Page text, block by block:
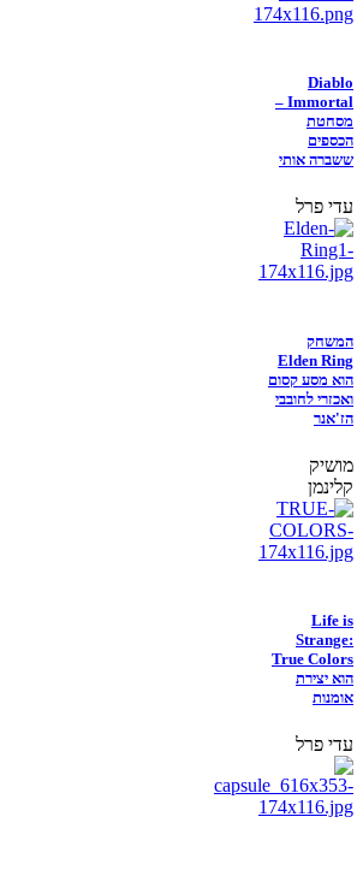
Diablo
Immortal –
מסחטת
הכספים
ששברה אותי
עדי פרל
המשחק
Elden Ring
הוא מסע קסום
ואכזרי לחובבי
הז'אנר
מושיק
קלינמן
Life is
Strange:
True Colors
הוא יצירת
אומנות
עדי פרל